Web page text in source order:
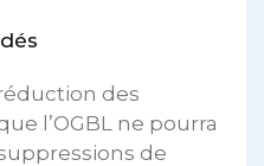
des
l’OGBL ne pourra
de